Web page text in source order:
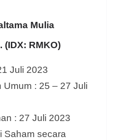
Mulia
RMKO)
Juli 2023
: 25 – 27 Juli
: 27 Juli 2023
Saham secara